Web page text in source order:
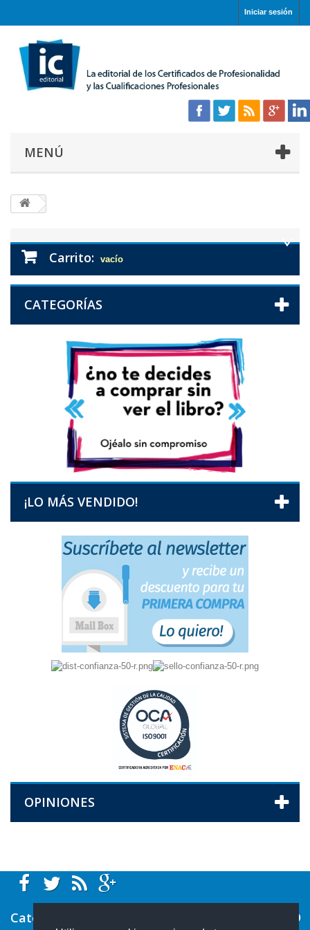
Iniciar sesión
MENÚ
Carrito: vacío
CATEGORÍAS
¡LO MÁS VENDIDO!
OPINIONES
Categorías